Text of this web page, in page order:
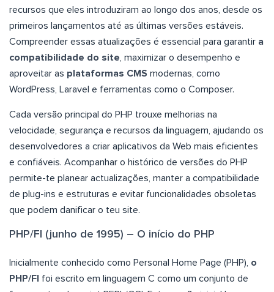
recursos que eles introduziram ao longo dos anos, desde os
primeiros lançamentos até as últimas versões estáveis.
Compreender essas atualizações é essencial para garantir a
compatibilidade do site, maximizar o desempenho e
aproveitar as plataformas CMS modernas, como
WordPress, Laravel e ferramentas como o Composer.
Cada versão principal do PHP trouxe melhorias na
velocidade, segurança e recursos da linguagem, ajudando os
desenvolvedores a criar aplicativos da Web mais eficientes
e confiáveis. Acompanhar o histórico de versões do PHP
permite-te planear actualizações, manter a compatibilidade
de plug-ins e estruturas e evitar funcionalidades obsoletas
que podem danificar o teu site.
PHP/FI (junho de 1995) – O início do PHP
Inicialmente conhecido como Personal Home Page (PHP), o
PHP/FI foi escrito em linguagem C como um conjunto de